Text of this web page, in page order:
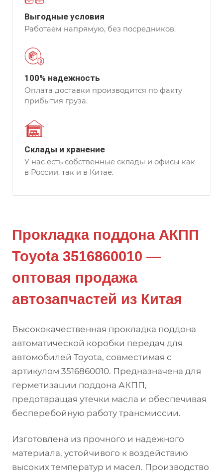
Выгодные условия
Работаем напрямую, без посредников.
100% надежность
Оплата доставки производится по факту
прибытия груза.
Склады и хранение
У нас есть собственные склады и офисы как
в России, так и в Китае.
Прокладка поддона АКПП
Toyota 3516860010 —
оптовая продажа
автозапчастей из Китая
Высококачественная прокладка поддона
автоматической коробки передач для
автомобилей Toyota, совместимая с
артикулом 3516860010. Предназначена для
герметизации поддона АКПП,
предотвращая утечки масла и обеспечивая
бесперебойную работу трансмиссии.
Изготовлена из прочного и надежного
материала, устойчивого к воздействию
высоких температур и масел. Производство